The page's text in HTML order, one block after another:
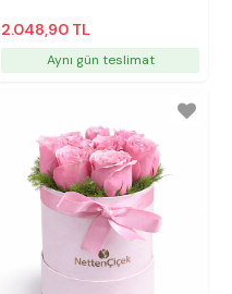
2.048,90 TL
Aynı gün teslimat